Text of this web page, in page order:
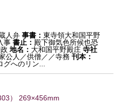
人弁 事書：東寺領大和国平野
事書止： 殿下御気色所候也恐
地名： 大和国平野殿庄 寺社
公人／供僧／／寺務刊本：
へのリン...
） 269×456mm